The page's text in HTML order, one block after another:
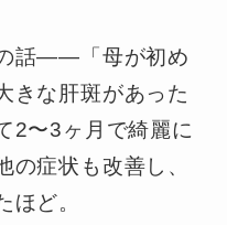
話——「母が初め
きな肝斑があった
2〜3ヶ月で綺麗に
の症状も改善し、
ほど。